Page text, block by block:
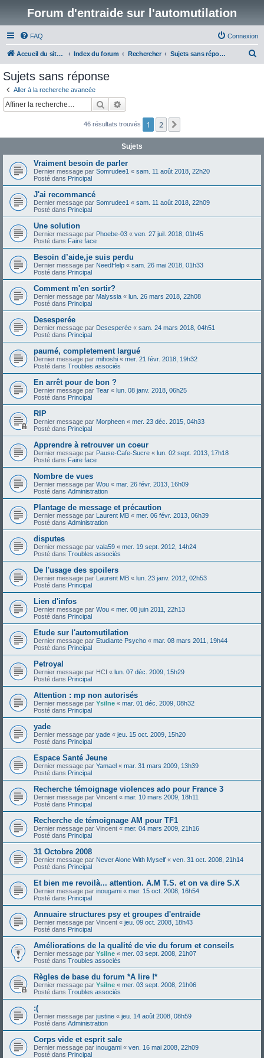
Forum d'entraide sur l'automutilation
FAQ Connexion
Accueil du site www.automutilations.info Index du forum Rechercher Sujets sans réponse
c
Sujets sans réponse
Aller à la recherche avancée
Rechercher
46 résultats trouvés 1 2
Sujets
Vraiment besoin de parler
Dernier message par Somrudee1 « sam. 11 août 2018, 22h20
Posté dans Principal
J'ai recommancé
Dernier message par Somrudee1 « sam. 11 août 2018, 22h09
Posté dans Principal
Une solution
Dernier message par Phoebe-03 « ven. 27 juil. 2018, 01h45
Posté dans Faire face
Besoin d’aide,je suis perdu
Dernier message par NeedHelp « sam. 26 mai 2018, 01h33
Posté dans Principal
Comment m'en sortir?
Dernier message par Malyssia « lun. 26 mars 2018, 22h08
Posté dans Principal
Desesperée
Dernier message par Desesperée « sam. 24 mars 2018, 04h51
Posté dans Principal
paumé, completement largué
Dernier message par mihoshi « mer. 21 févr. 2018, 19h32
Posté dans Troubles associés
En arrêt pour de bon ?
Dernier message par Tear « lun. 08 janv. 2018, 06h25
Posté dans Principal
RIP
Dernier message par Morpheen « mer. 23 déc. 2015, 04h33
Posté dans Principal
Apprendre à retrouver un coeur
Dernier message par Pause-Cafe-Sucre « lun. 02 sept. 2013, 17h18
Posté dans Faire face
Nombre de vues
Dernier message par Wou « mar. 26 févr. 2013, 16h09
Posté dans Administration
Plantage de message et précaution
Dernier message par Laurent MB « mer. 06 févr. 2013, 06h39
Posté dans Administration
disputes
Dernier message par vala59 « mer. 19 sept. 2012, 14h24
Posté dans Troubles associés
De l'usage des spoilers
Dernier message par Laurent MB « lun. 23 janv. 2012, 02h53
Posté dans Principal
Lien d'infos
Dernier message par Wou « mer. 08 juin 2011, 22h13
Posté dans Principal
Etude sur l'automutilation
Dernier message par Etudiante Psycho « mar. 08 mars 2011, 19h44
Posté dans Principal
Petroyal
Dernier message par HCI « lun. 07 déc. 2009, 15h29
Posté dans Principal
Attention : mp non autorisés
Dernier message par Ysilne « mar. 01 déc. 2009, 08h32
Posté dans Principal
yade
Dernier message par yade « jeu. 15 oct. 2009, 15h20
Posté dans Principal
Espace Santé Jeune
Dernier message par Yamael « mar. 31 mars 2009, 13h39
Posté dans Principal
Recherche témoignage violences ado pour France 3
Dernier message par Vincent « mar. 10 mars 2009, 18h11
Posté dans Principal
Recherche de témoignage AM pour TF1
Dernier message par Vincent « mer. 04 mars 2009, 21h16
Posté dans Principal
31 Octobre 2008
Dernier message par Never Alone With Myself « ven. 31 oct. 2008, 21h14
Posté dans Principal
Et bien me revoilà... attention. A.M T.S. et on va dire S.X
Dernier message par inougami « mer. 15 oct. 2008, 16h54
Posté dans Principal
Annuaire structures psy et groupes d'entraide
Dernier message par Vincent « jeu. 09 oct. 2008, 18h43
Posté dans Principal
Améliorations de la qualité de vie du forum et conseils
Dernier message par Ysilne « mer. 03 sept. 2008, 21h07
Posté dans Troubles associés
Règles de base du forum *A lire !*
Dernier message par Ysilne « mer. 03 sept. 2008, 21h06
Posté dans Troubles associés
:(
Dernier message par justine « jeu. 14 août 2008, 08h59
Posté dans Administration
Corps vide et esprit sale
Dernier message par inougami « ven. 16 mai 2008, 22h09
Posté dans Principal